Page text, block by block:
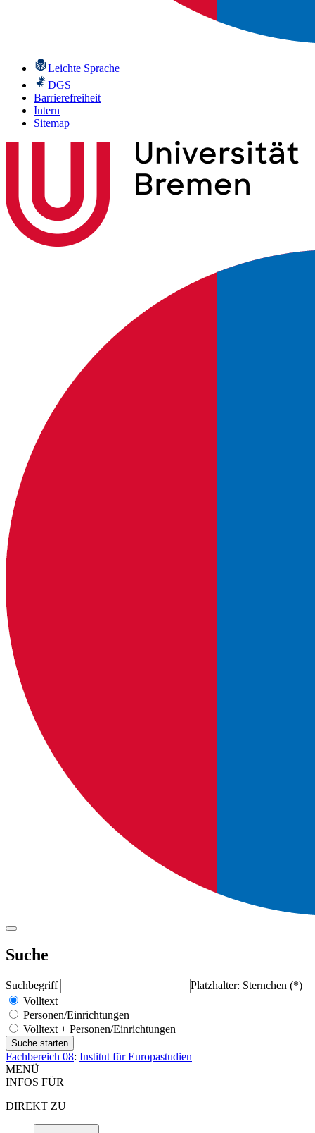
Leichte Sprache
DGS
Barrierefreiheit
Intern
Sitemap
Suche
Suchbegriff
Platzhalter: Sternchen (*)
Volltext
Personen/Einrichtungen
Volltext + Personen/Einrichtungen
Fachbereich 08: Institut für Europastudien
MENÜ
INFOS FÜR
DIREKT ZU